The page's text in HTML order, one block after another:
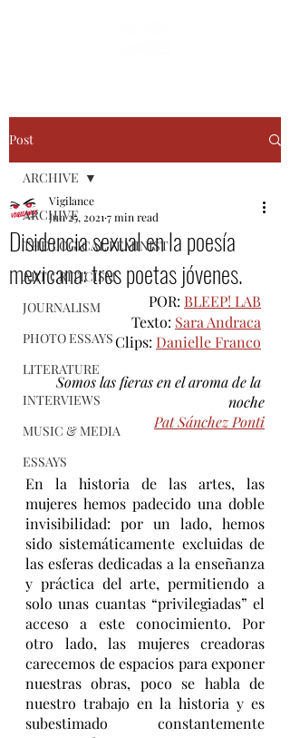
Post
ARCHIVE
THE LOGICAL FEMINIST
ART CRITICISM
JOURNALISM
PHOTO ESSAYS
LITERATURE
INTERVIEWS
MUSIC & MEDIA
ESSAYS
ARCHIVE
Disidencia sexual en la poesía
mexicana: tres poetas jóvenes.
Vigilance
Jun 25, 2021 7 min read
POR: BLEEP! LAB
Texto: Sara Andraca
Clips: Danielle Franco
Somos las fieras en el aroma de la
noche
Pat Sánchez Ponti
En la historia de las artes, las
mujeres hemos padecido una doble
invisibilidad: por un lado, hemos
sido sistemáticamente excluidas de
las esferas dedicadas a la enseñanza
y práctica del arte, permitiendo a
solo unas cuantas “privilegiadas” el
acceso a este conocimiento. Por
otro lado, las mujeres creadoras
carecemos de espacios para exponer
nuestras obras, poco se habla de
nuestro trabajo en la historia y es
subestimado constantemente